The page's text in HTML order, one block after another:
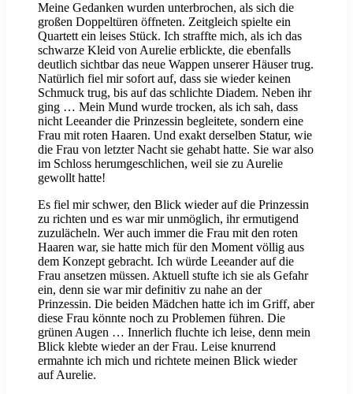
Meine Gedanken wurden unterbrochen, als sich die
großen Doppeltüren öffneten. Zeitgleich spielte ein
Quartett ein leises Stück. Ich straffte mich, als ich das
schwarze Kleid von Aurelie erblickte, die ebenfalls
deutlich sichtbar das neue Wappen unserer Häuser trug.
Natürlich fiel mir sofort auf, dass sie wieder keinen
Schmuck trug, bis auf das schlichte Diadem. Neben ihr
ging … Mein Mund wurde trocken, als ich sah, dass
nicht Leeander die Prinzessin begleitete, sondern eine
Frau mit roten Haaren. Und exakt derselben Statur, wie
die Frau von letzter Nacht sie gehabt hatte. Sie war also
im Schloss herumgeschlichen, weil sie zu Aurelie
gewollt hatte!
Es fiel mir schwer, den Blick wieder auf die Prinzessin
zu richten und es war mir unmöglich, ihr ermutigend
zuzulächeln. Wer auch immer die Frau mit den roten
Haaren war, sie hatte mich für den Moment völlig aus
dem Konzept gebracht. Ich würde Leeander auf die
Frau ansetzen müssen. Aktuell stufte ich sie als Gefahr
ein, denn sie war mir definitiv zu nahe an der
Prinzessin. Die beiden Mädchen hatte ich im Griff, aber
diese Frau könnte noch zu Problemen führen. Die
grünen Augen … Innerlich fluchte ich leise, denn mein
Blick klebte wieder an der Frau. Leise knurrend
ermahnte ich mich und richtete meinen Blick wieder
auf Aurelie.